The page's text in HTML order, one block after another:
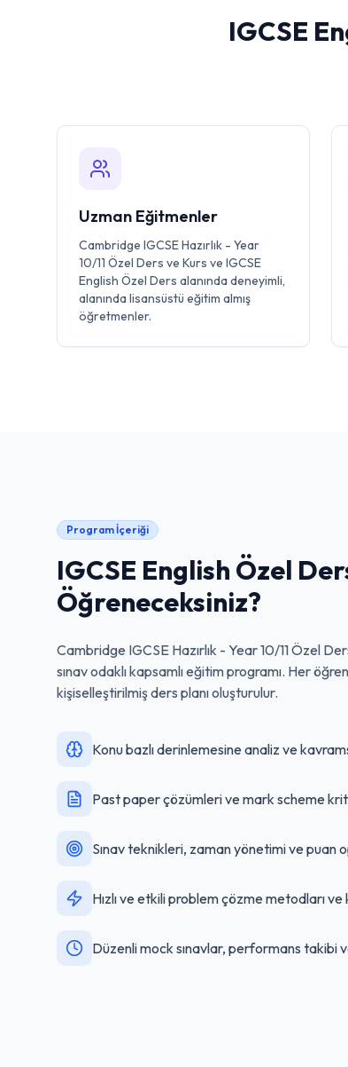
IGCSE
Uzman Eğitmenler
Cambridge IGCSE Hazırlık - Year
10/11 Özel Ders ve Kurs ve IGCSE
English Özel Ders alanında deneyimli,
alanında lisansüstü eğitim almış
öğretmenler.
Program İçeriği
IGCSE English Özel
Öğreneceksiniz?
Cambridge IGCSE Hazırlık - Year 10/11 Özel
sınav odaklı kapsamlı eğitim programı. Her
kişiselleştirilmiş ders planı oluşturulur.
Konu bazlı derinlemesine analiz ve
Past paper çözümleri ve mark scheme
Sınav teknikleri, zaman yönetimi ve puan
Hızlı ve etkili problem çözme metodları
Düzenli mock sınavlar, performans takibi